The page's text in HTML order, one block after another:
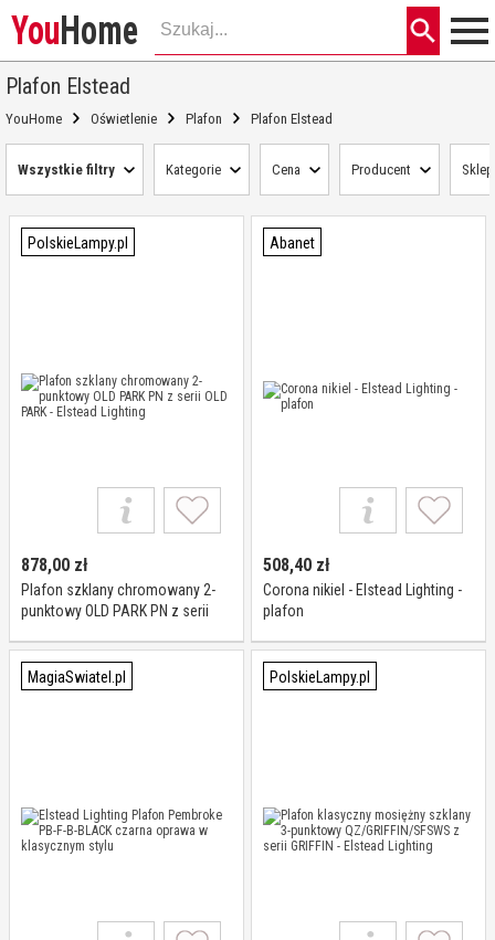
YouHome
Plafon Elstead
YouHome Oświetlenie Plafon Plafon Elstead
Wszystkie filtry Kategorie Cena Producent Sklep
PolskieLampy.pl
878,00 zł
Plafon szklany chromowany 2-
punktowy OLD PARK PN z serii
Abanet
508,40 zł
Corona nikiel - Elstead Lighting -
plafon
MagiaSwiatel.pl PolskieLampy.pl